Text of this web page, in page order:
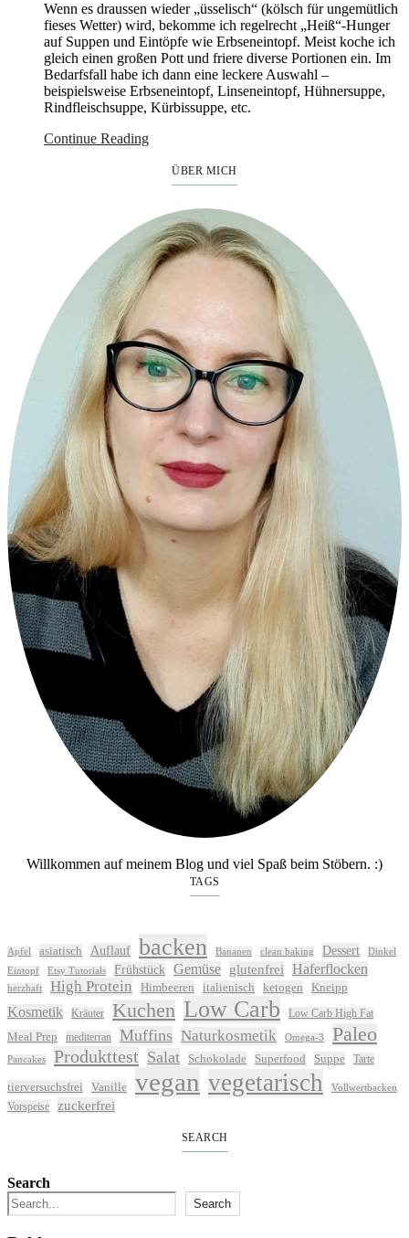
Wenn es draussen wieder „üsselisch“ (kölsch für ungemütlich
fieses Wetter) wird, bekomme ich regelrecht „Heiß“-Hunger
auf Suppen und Eintöpfe wie Erbseneintopf. Meist koche ich
gleich einen großen Pott und friere diverse Portionen ein. Im
Bedarfsfall habe ich dann eine leckere Auswahl –
beispielsweise Erbseneintopf, Linseneintopf, Hühnersuppe,
Rindfleischsuppe, Kürbissuppe, etc.
Continue Reading
ÜBER MICH
Willkommen auf meinem Blog und viel Spaß beim Stöbern. :)
TAGS
Apfel asiatisch Auflauf backen Bananen clean baking Dessert
Dinkel
Eintopf
Etsy Tutorials Frühstück Gemüse glutenfrei Haferflocken
herzhaft High Protein Himbeeren italienisch ketogen Kneipp
Kosmetik Kräuter Kuchen Low Carb Low Carb High Fat
Meal Prep mediterran Muffins Naturkosmetik Omega-3 Paleo
Pancakes Produkttest Salat Schokolade Superfood Suppe Tarte
tierversuchsfrei Vanille vegan vegetarisch Vollwertbacken
Vorspeise zuckerfrei
SEARCH
Search
Search